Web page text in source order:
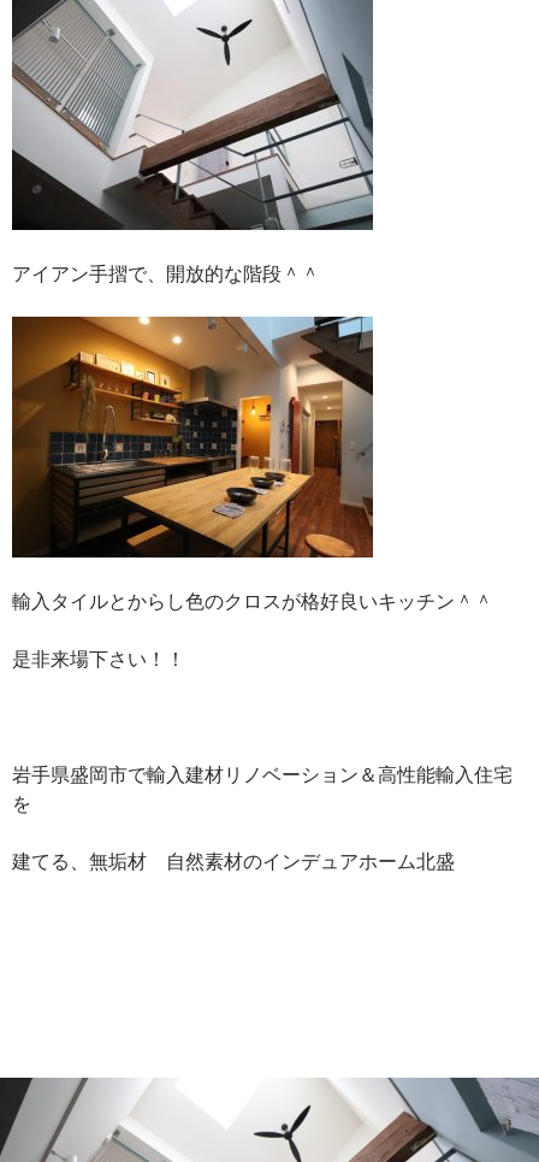
アイアン手摺で、開放的な階段＾＾
輸入タイルとからし色のクロスが格好良いキッチン＾＾
是非来場下さい！！
岩手県盛岡市で輸入建材リノベーション＆高性能輸入住宅
を
建てる、無垢材 自然素材のインデュアホーム北盛